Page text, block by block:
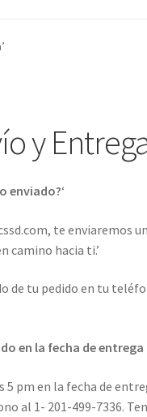
de Envío y Entrega’
EN LÍNEA Y
y
enviado?‘
te
camino hacia ti.’
de tu pedido en tu
en la fecha de
5 pm en la fecha de
al 1- 201-499-7336.